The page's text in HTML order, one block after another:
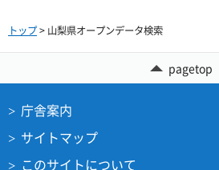
トップ> 山梨県オープンデータ検索
pagetop
庁舎案内
サイトマップ
このサイトについて